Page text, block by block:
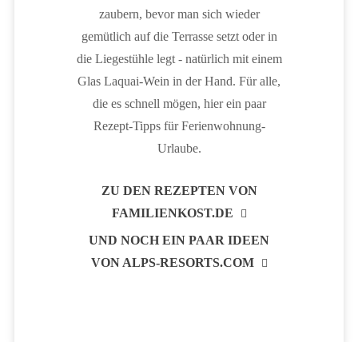
zaubern, bevor man sich wieder
gemütlich auf die Terrasse setzt oder in
die Liegestühle legt - natürlich mit einem
Glas Laquai-Wein in der Hand. Für alle,
die es schnell mögen, hier ein paar
Rezept-Tipps für Ferienwohnung-
Urlaube.
ZU DEN REZEPTEN VON
FAMILIENKOST.DE
UND NOCH EIN PAAR IDEEN
VON ALPS-RESORTS.COM